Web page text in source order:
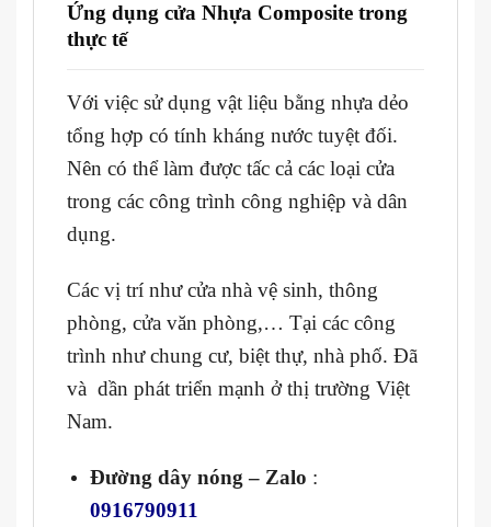
Ứng dụng cửa Nhựa Composite trong
thực tế
Với việc sử dụng vật liệu bằng nhựa dẻo
tổng hợp có tính kháng nước tuyệt đối.
Nên có thể làm được tấc cả các loại cửa
trong các công trình công nghiệp và dân
dụng.
Các vị trí như cửa nhà vệ sinh, thông
phòng, cửa văn phòng,… Tại các công
trình như chung cư, biệt thự, nhà phố. Đã
và dần phát triển mạnh ở thị trường Việt
Nam.
Đường dây nóng – Zalo :
0916790911